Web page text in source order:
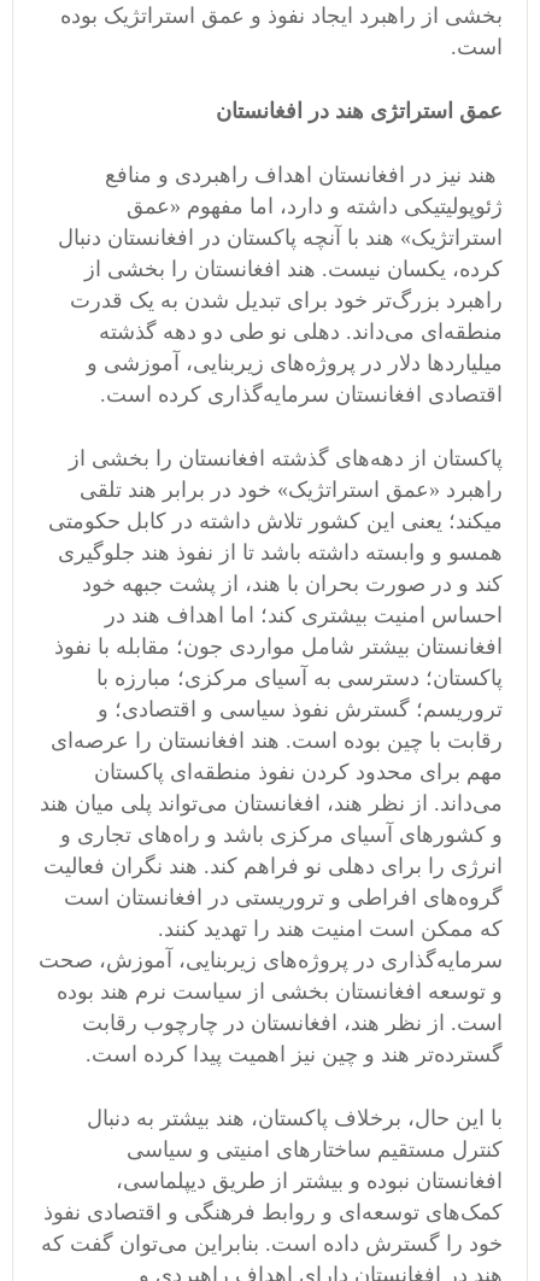
بخشی از راهبرد ایجاد نفوذ و عمق استراتژیک بوده
است.
عمق استراتژی هند در افغانستان
هند نیز در افغانستان اهداف راهبردی و منافع
ژئوپولیتیکی داشته و دارد، اما مفهوم «عمق
استراتژیک» هند با آنچه پاکستان در افغانستان دنبال
کرده، یکسان نیست. هند افغانستان را بخشی از
راهبرد بزرگ‌تر خود برای تبدیل شدن به یک قدرت
منطقه‌ای می‌داند. دهلی نو طی دو دهه گذشته
میلیاردها دلار در پروژه‌های زیربنایی، آموزشی و
اقتصادی افغانستان سرمایه‌گذاری کرده است.
پاکستان از دهه‌های گذشته افغانستان را بخشی از
راهبرد «عمق استراتژیک» خود در برابر هند تلقی
میکند؛ یعنی این کشور تلاش داشته در کابل حکومتی
همسو و وابسته داشته باشد تا از نفوذ هند جلوگیری
کند و در صورت بحران با هند، از پشت جبهه خود
احساس امنیت بیشتری کند؛ اما اهداف هند در
افغانستان بیشتر شامل مواردی جون؛ مقابله با نفوذ
پاکستان؛ دسترسی به آسیای مرکزی؛ مبارزه با
تروریسم؛ گسترش نفوذ سیاسی و اقتصادی؛ و
رقابت با چین بوده است. هند افغانستان را عرصه‌ای
مهم برای محدود کردن نفوذ منطقه‌ای پاکستان
می‌داند. از نظر هند، افغانستان می‌تواند پلی میان هند
و کشورهای آسیای مرکزی باشد و راه‌های تجاری و
انرژی را برای دهلی نو فراهم کند. هند نگران فعالیت
گروه‌های افراطی و تروریستی در افغانستان است
که ممکن است امنیت هند را تهدید کنند.
سرمایه‌گذاری در پروژه‌های زیربنایی، آموزش، صحت
و توسعه افغانستان بخشی از سیاست نرم هند بوده
است. از نظر هند، افغانستان در چارچوب رقابت
گسترده‌تر هند و چین نیز اهمیت پیدا کرده است.
با این حال، برخلاف پاکستان، هند بیشتر به دنبال
کنترل مستقیم ساختارهای امنیتی و سیاسی
افغانستان نبوده و بیشتر از طریق دیپلماسی،
کمک‌های توسعه‌ای و روابط فرهنگی و اقتصادی نفوذ
خود را گسترش داده است. بنابراین می‌توان گفت که
هند در افغانستان دارای اهداف راهبردی و